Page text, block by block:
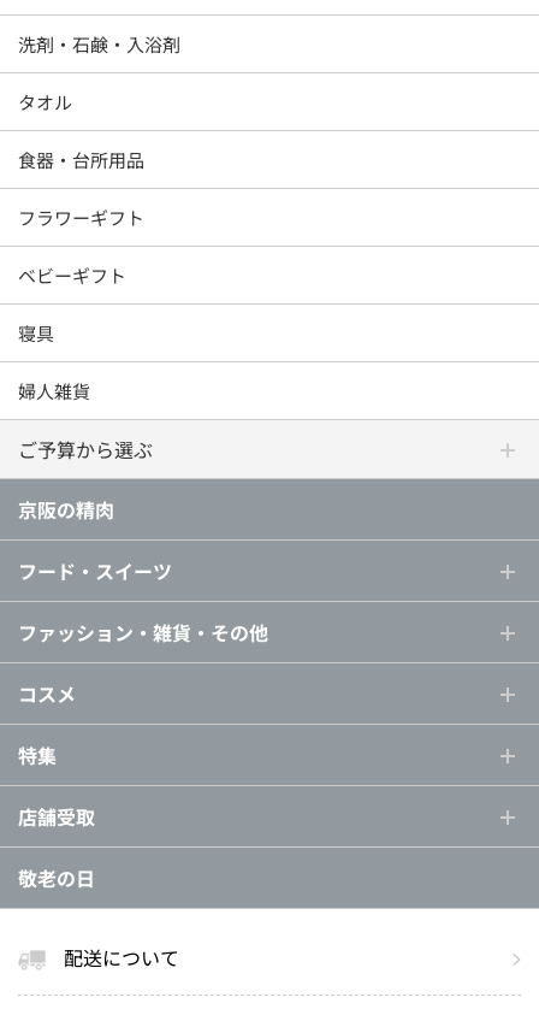
洗剤・石鹸・入浴剤
タオル
食器・台所用品
フラワーギフト
ベビーギフト
寝具
婦人雑貨
ご予算から選ぶ
京阪の精肉
フード・スイーツ
ファッション・雑貨・その他
コスメ
特集
店舗受取
敬老の日
配送について